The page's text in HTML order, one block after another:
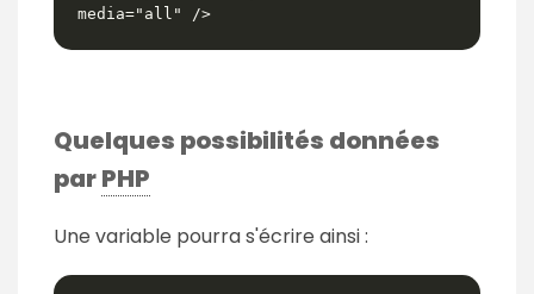
media="all" />
Quelques possibilités données
parPHP
Une variable pourra s'écrire ainsi :